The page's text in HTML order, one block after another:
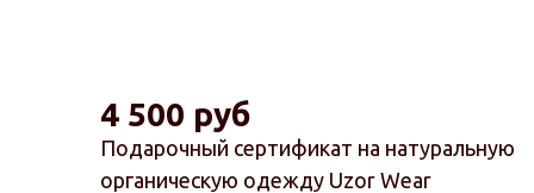
Подарочный сертификат на натуральную
органическую одежду Uzor Wear
4 500 руб